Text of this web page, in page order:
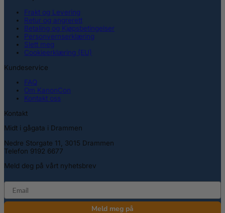
Frakt og Levering
Retur og angrerett
Betaling og Kjøpsbetingelser
Personvernserklæring
Slett meg
Cookieerklæring (EU)
Kundeservice
FAQ
Om KanonCon
Kontakt oss
Kontakt
Midt i gågata i Drammen
Nedre Storgate 11, 3015 Drammen
Telefon 9192 6677
Meld deg på vårt nyhetsbrev
email
Meld meg på